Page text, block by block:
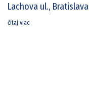
Lachova ul., Bratislava
čítaj viac